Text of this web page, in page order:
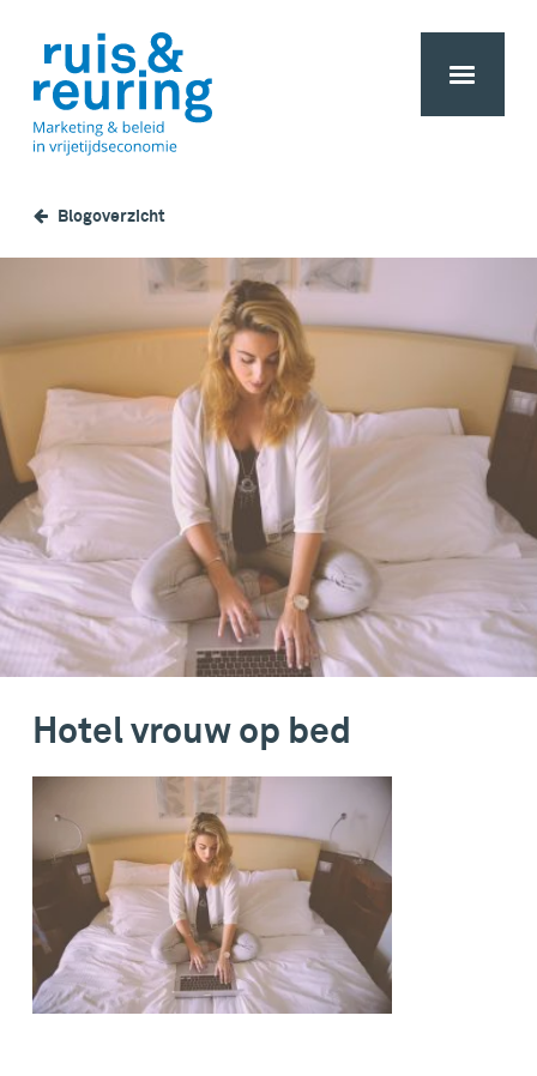
Blogoverzicht
Hotel vrouw op bed